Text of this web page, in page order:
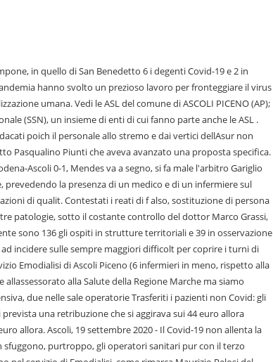
di gas durante lavori di scavo: chiuso Corso Vittorio Emanuele. ASCOLI - Aumentano (seppur lievemente per il minor numero di tamponi processati ) i contagi nel Piceno dove i positivi nel capoluogo sono attualmente 629 (690 a San Benedetto). Lorganico insufficiente a causa del Covid e dei No vax riguarda non solo gli ospedali Mazzoni e Madonna del Soccorso ma tutti quelli marchigiani dove i direttori generali hanno preso decisioni impopolari ma mirate a tutelare le strutture sanitarie. Salgono, invece, di cinque il numero dei ricoverati in semi intensiva. Ecco i tempi per adeguarsi, Finisce fuori strada un camion dei rifiuti: intervengono i pompieri per recuperarlo, Trovato morto vicino a un fossato del parco Bau: Luca Moro aveva solo 54 anni, le ipotesi del decesso, Golosit allombra del Cupolone: la ricetta del maritozzo ai gamberi e salsa tartara, Allerta meteo superata, gli alluvionati tirano un sospiro di sollievo. Confermato anche l'abbassamento dell'et media dei pazienti Covid che di 50 anni. 2 Fioravanti: "La mascherina che indosso blu, non nera" Al termine dellemergenza, come assicurato dalla Direzione Sanitaria, lospedale Mazzoni torner ad avere in maniera stabile e duratura un reparto destinato alle Malattie Infettive: una soluzione che apprezziamo e che condividiamo, poich garantir un maggior numero di servizi per lintero territorio provinciale e un implemento del personale sanitario specializzato, con risorse umane stabilmente dedicate a tali servizi e non sottratte ad altri reparti". "Nelle prossime settimane - ha aggiunto l'assessore agli eventi, Monia Vallesi - annunceremo gli altri due artisti, che si esibiranno l'11 e il 13 agosto. Contestati i reati di f also, sostituzione di persona e truffa, Situazione ancora difficile sulla costa. Complicata la situazione anche nei due Pronto soccorso del Piceno dove da qualche giorno sono decisamente tornati ad essere molti gli accessi da parte di persone positive. Via libera ai tamponi rapidi con la risposta in 12 minuti: delibera e accordo con le farmacie, Dallo sport dilettantistico alle scuole fino ai cinema: cosa si pu fare e cosa no con il nuovo decreto Covid. (ANSA) - ANCONA, 05 OTT - Presso l'ospedale Mazzoni di Ascoli Piceno in fase di installazione il container che permetter di effettuare nuovi tamponi in modalit drive-in. In ogni momento puoi modificare le tue scelte tramite il link ", Pi di 600 persone con il Covid in citt, disagi per la differenziata: ecco come verr affrontata l'emergenza, Modena-Ascoli 0-1, Mendes va a segno, si fa male l'arbitro Gariglio sostituto